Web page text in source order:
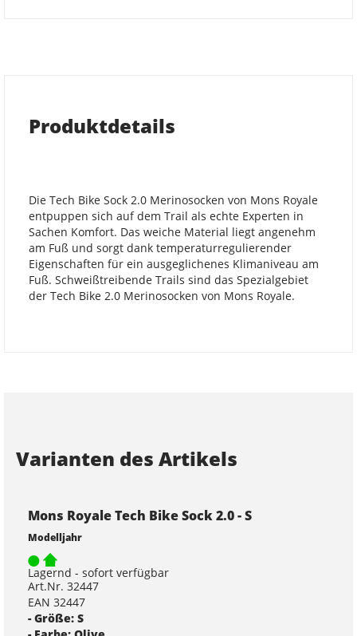
Produktdetails
Die Tech Bike Sock 2.0 Merinosocken von Mons Royale
entpuppen sich auf dem Trail als echte Experten in
Sachen Komfort. Das weiche Material liegt angenehm
am Fuß und sorgt dank temperaturregulierender
Eigenschaften für ein ausgeglichenes Klimaniveau am
Fuß. Schweißtreibende Trails sind das Spezialgebiet
der Tech Bike 2.0 Merinosocken von Mons Royale.
Varianten des Artikels
Mons Royale Tech Bike Sock 2.0 - S
Modelljahr
Lagernd - sofort verfügbar
Art.Nr. 32447
EAN 32447
- Größe: S